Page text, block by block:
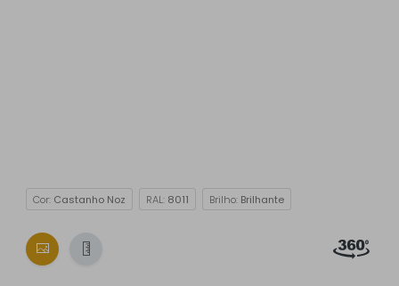
Cor: Castanho Noz RAL: 8011 Brilho: Brilhante